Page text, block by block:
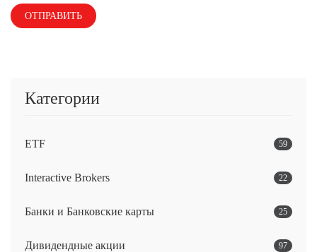
Категории
ETF 59
Interactive Brokers 22
Банки и Банковские карты 25
Дивидендные акции 97